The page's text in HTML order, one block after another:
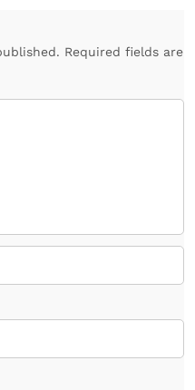
Required fields are